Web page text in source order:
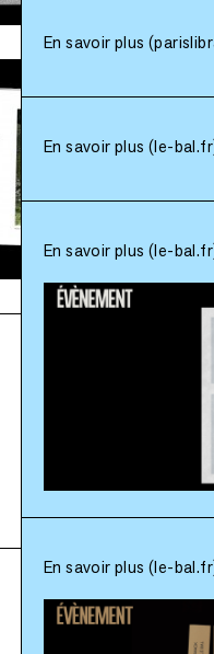
En savoir plus
En savoir plus (le-
En savoir plus (le-
En savoir plus (le-